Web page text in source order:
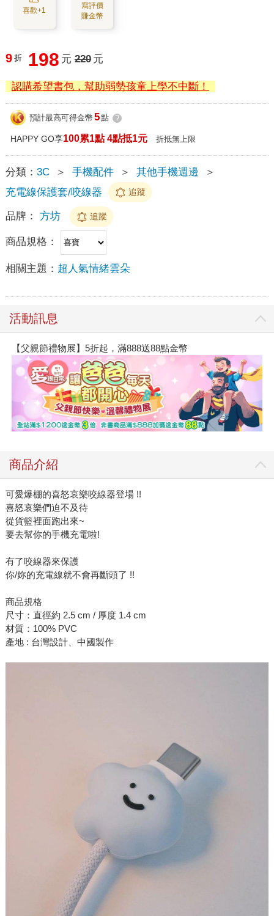
喜歡+1
寫評價
賺金幣
9 折 198 元 220 元
認購希望書包，幫助弱勢孩童上學不中斷！
預計最高可得金幣 5點 ?
HAPPY GO享100累1點 4點抵1元 折抵無上限
分類： 3C ＞ 手機配件 ＞ 其他手機週邊
＞
充電線保護套/咬線器
追蹤
品牌： 方坊 追蹤
商品規格：
相關主題： 超人氣情緒雲朵
活動訊息
【父親節禮物展】5折起，滿888送88點金幣
商品介紹
可愛爆棚的喜怒哀樂咬線器登場 !!
喜怒哀樂們迫不及待
從貨籃裡面跑出來~
要去幫你的手機充電啦!
有了咬線器來保護
你/妳的充電線就不會再斷頭了 !!
商品規格
尺寸：直徑約 2.5 cm / 厚度 1.4 cm
材質：100% PVC
產地 : 台灣設計、中國製作